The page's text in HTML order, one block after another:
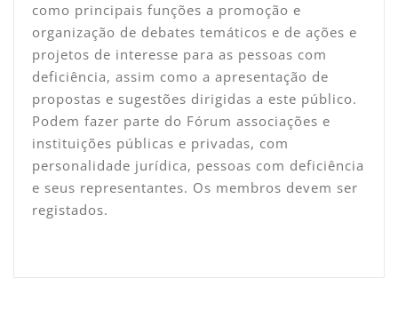
como principais funções a promoção e
organização de debates temáticos e de ações e
projetos de interesse para as pessoas com
deficiência, assim como a apresentação de
propostas e sugestões dirigidas a este público.
Podem fazer parte do Fórum associações e
instituições públicas e privadas, com
personalidade jurídica, pessoas com deficiência
e seus representantes. Os membros devem ser
registados.